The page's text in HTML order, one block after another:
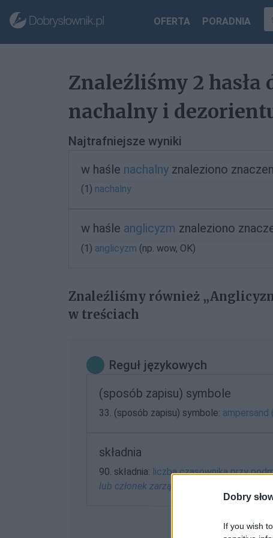
Dobry
If you wish
OFERTA PORADNIA
Znaleźliśmy 2 hasła
nachalny i
Najtrafniejsze wyniki
w haśle nachalny znaleziono
(1) nachalny
w haśle anglicyzm znaleziono
(1) anglicyzm (np. wow, OK)
Znaleźliśmy również
w treściach
Reguł językowych
(sposób zapisu) symbole
33. (sposób zapisu) symbole: ampersand
składnia
90. składnia: liczba czasownika przy
lub członek zarządu dyżuruj...